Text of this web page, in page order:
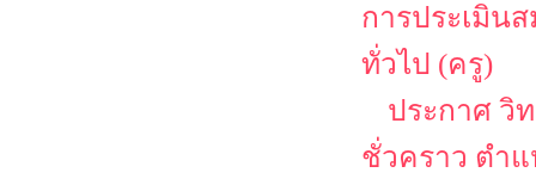
การประเมิน
ทั่วไป (ครู)
ประกาศ วิ
ชั่วคราว ตำ